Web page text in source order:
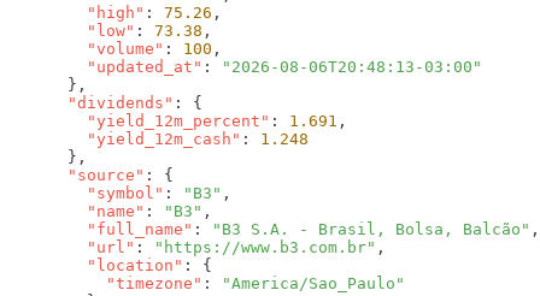
        "high"
: 75.26
        "low"
: 73.38
        "volume"
: 100
        "updated_at"
:
      "dividends"
        "yield_12m_percent"
: 1.691
        "yield_12m_cash"
:
      "source"
        "symbol"
: "B3"
        "name"
: "B3"
        "full_name"
:
"B3 S.A. - Brasil, Bolsa, Balcão"
        "url"
: "https://www.b3.com.br"
        "location"
          "timezone"
: